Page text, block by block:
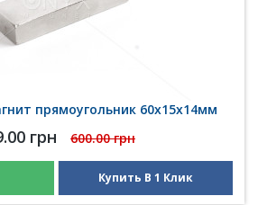
прямоугольник 60х15х14мм
грн 600.00 грн
Купить В 1 Клик